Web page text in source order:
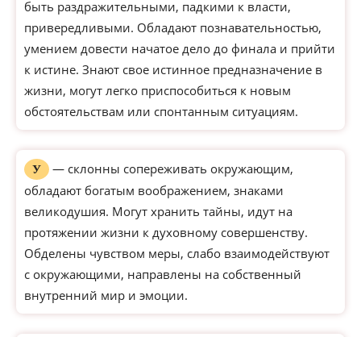
быть раздражительными, падкими к власти,
привередливыми. Обладают познавательностью,
умением довести начатое дело до финала и прийти
к истине. Знают свое истинное предназначение в
жизни, могут легко приспособиться к новым
обстоятельствам или спонтанным ситуациям.
У
— склонны сопереживать окружающим,
обладают богатым воображением, знаками
великодушия. Могут хранить тайны, идут на
протяжении жизни к духовному совершенству.
Обделены чувством меры, слабо взаимодействуют
с окружающими, направлены на собственный
внутренний мир и эмоции.